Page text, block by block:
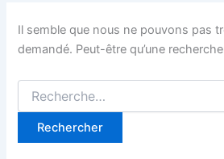
Il semble que nous ne pouvons pas
demandé. Peut-être qu’une
Rechercher :